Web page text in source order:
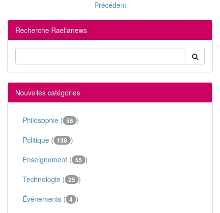
Précédent
Recherche Raelianews
Nouvelles catégories
Philosophie ( 56 )
Politique ( 138 )
Enseignement ( 55 )
Technologie ( 25 )
Événements ( 4 )